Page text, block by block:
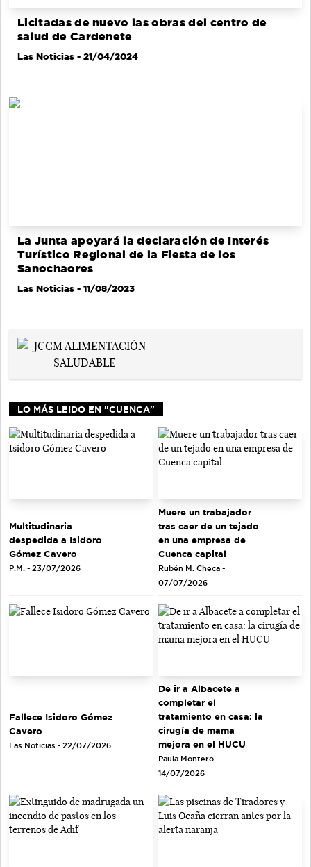
Licitadas de nuevo las obras del centro de
salud de Cardenete
Las Noticias - 21/04/2024
La Junta apoyará la declaración de Interés
Turístico Regional de la Fiesta de los
Sanochaores
Las Noticias - 11/08/2023
LO MÁS LEIDO EN "CUENCA"
Multitudinaria
despedida a Isidoro
Gómez Cavero
P.M. - 23/07/2026
Muere un trabajador
tras caer de un tejado
en una empresa de
Cuenca capital
Rubén M. Checa -
07/07/2026
Fallece Isidoro Gómez
Cavero
Las Noticias - 22/07/2026
De ir a Albacete a
completar el
tratamiento en casa: la
cirugía de mama
mejora en el HUCU
Paula Montero -
14/07/2026